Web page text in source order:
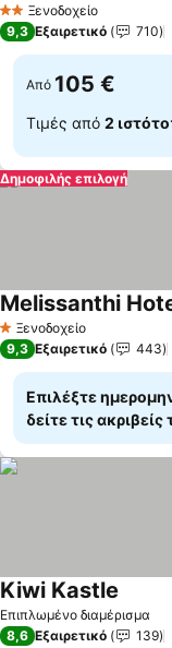
2 ΑστέριαΞενοδοχείο
9,3 Εξαιρετικό 710
Από 105 €
Τιμές από 2
Δημοφιλής επιλογή
1 Αστέρια
Ξενοδοχείο
Melissanthi
9,3 Εξαιρετικό 443
Επιλέξτε
δείτε τις ακριβείς
Επιπλωμένο διαμέρισμα
Kiwi Kastle
8,6 Εξαιρετικό 139